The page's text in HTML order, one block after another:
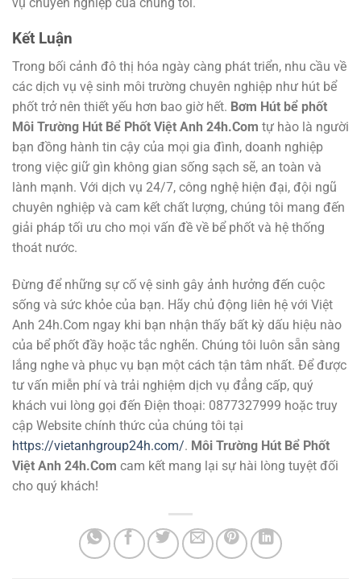
Kết Luận
Trong bối cảnh đô thị hóa ngày càng phát triển, nhu cầu về
các dịch vụ vệ sinh môi trường chuyên nghiệp như hút bể
phốt trở nên thiết yếu hơn bao giờ hết. Bơm Hút bể phốt
Môi Trường Hút Bể Phốt Việt Anh 24h.Com tự hào là người
bạn đồng hành tin cậy của mọi gia đình, doanh nghiệp
trong việc giữ gìn không gian sống sạch sẽ, an toàn và
lành mạnh. Với dịch vụ 24/7, công nghệ hiện đại, đội ngũ
chuyên nghiệp và cam kết chất lượng, chúng tôi mang đến
giải pháp tối ưu cho mọi vấn đề về bể phốt và hệ thống
thoát nước.
Đừng để những sự cố vệ sinh gây ảnh hưởng đến cuộc
sống và sức khỏe của bạn. Hãy chủ động liên hệ với Việt
Anh 24h.Com ngay khi bạn nhận thấy bất kỳ dấu hiệu nào
của bể phốt đầy hoặc tắc nghẽn. Chúng tôi luôn sẵn sàng
lắng nghe và phục vụ bạn một cách tận tâm nhất. Để được
tư vấn miễn phí và trải nghiệm dịch vụ đẳng cấp, quý
khách vui lòng gọi đến Điện thoại: 0877327999 hoặc truy
cập Website chính thức của chúng tôi tại
https://vietanhgroup24h.com/. Môi Trường Hút Bể Phốt
Việt Anh 24h.Com cam kết mang lại sự hài lòng tuyệt đối
cho quý khách!